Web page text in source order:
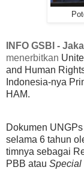
INFO GSBI -
menerbitkan
and Human
Indonesia-nya
HAM.
Dokumen
selama 6 tahun
timnya sebagai
PBB atau Special